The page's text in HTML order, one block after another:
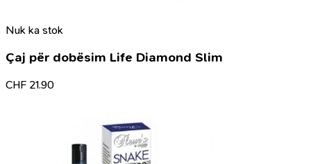
Nuk ka stok
Çaj për dobësim Life Diamond Slim
CHF 21.90